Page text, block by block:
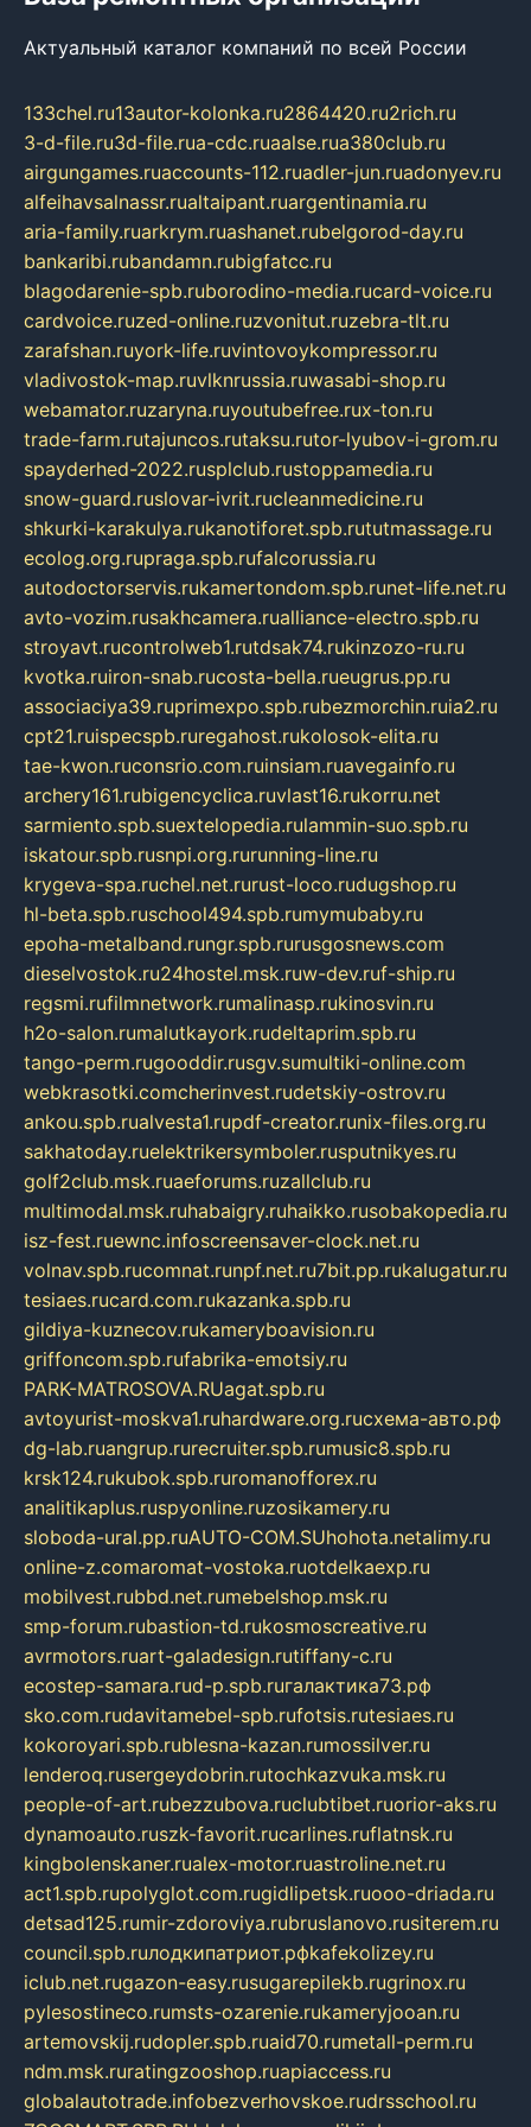
Актуальный каталог компаний по всей России
133chel.ru13autor-kolonka.ru2864420.ru2rich.ru
3-d-file.ru3d-file.rua-cdc.ruaalse.rua380club.ru
airgungames.ruaccounts-112.ruadler-jun.ruadonyev.ru
alfeihavsalnassr.rualtaipant.ruargentinamia.ru
aria-family.ruarkrym.ruashanet.rubelgorod-day.ru
bankaribi.rubandamn.rubigfatcc.ru
blagodarenie-spb.ruborodino-media.rucard-voice.ru
cardvoice.ruzed-online.ruzvonitut.ruzebra-tlt.ru
zarafshan.ruyork-life.ruvintovoykompressor.ru
vladivostok-map.ruvlknrussia.ruwasabi-shop.ru
webamator.ruzaryna.ruyoutubefree.rux-ton.ru
trade-farm.rutajuncos.rutaksu.rutor-lyubov-i-grom.ru
spayderhed-2022.rusplclub.rustoppamedia.ru
snow-guard.ruslovar-ivrit.rucleanmedicine.ru
shkurki-karakulya.rukanotiforet.spb.rututmassage.ru
ecolog.org.rupraga.spb.rufalcorussia.ru
autodoctorservis.rukamertondom.spb.runet-life.net.ru
avto-vozim.rusakhcamera.rualliance-electro.spb.ru
stroyavt.rucontrolweb1.rutdsak74.rukinzozo-ru.ru
kvotka.ruiron-snab.rucosta-bella.rueugrus.pp.ru
associaciya39.ruprimexpo.spb.rubezmorchin.ruia2.ru
cpt21.ruispecspb.ruregahost.rukolosok-elita.ru
tae-kwon.ruconsrio.com.ruinsiam.ruavegainfo.ru
archery161.rubigencyclica.ruvlast16.rukorru.net
sarmiento.spb.suextelopedia.rulammin-suo.spb.ru
iskatour.spb.rusnpi.org.rurunning-line.ru
krygeva-spa.ruchel.net.rurust-loco.rudugshop.ru
hl-beta.spb.ruschool494.spb.rumymubaby.ru
epoha-metalband.rungr.spb.rurusgosnews.com
dieselvostok.ru24hostel.msk.ruw-dev.ruf-ship.ru
regsmi.rufilmnetwork.rumalinasp.rukinosvin.ru
h2o-salon.rumalutkayork.rudeltaprim.spb.ru
tango-perm.rugooddir.rusgv.sumultiki-online.com
webkrasotki.comcherinvest.rudetskiy-ostrov.ru
ankou.spb.rualvesta1.rupdf-creator.runix-files.org.ru
sakhatoday.ruelektrikersymboler.rusputnikyes.ru
golf2club.msk.ruaeforums.ruzallclub.ru
multimodal.msk.ruhabaigry.ruhaikko.rusobakopedia.ru
isz-fest.ruewnc.infoscreensaver-clock.net.ru
volnav.spb.rucomnat.runpf.net.ru7bit.pp.rukalugatur.ru
tesiaes.rucard.com.rukazanka.spb.ru
gildiya-kuznecov.rukameryboavision.ru
griffoncom.spb.rufabrika-emotsiy.ru
PARK-MATROSOVA.RUagat.spb.ru
avtoyurist-moskva1.ruhardware.org.ruсхема-авто.рф
dg-lab.ruangrup.rurecruiter.spb.rumusic8.spb.ru
krsk124.rukubok.spb.ruromanofforex.ru
analitikaplus.ruspyonline.ruzosikamery.ru
sloboda-ural.pp.ruAUTO-COM.SUhohota.netalimy.ru
online-z.comaromat-vostoka.ruotdelkaexp.ru
mobilvest.rubbd.net.rumebelshop.msk.ru
smp-forum.rubastion-td.rukosmoscreative.ru
avrmotors.ruart-galadesign.rutiffany-c.ru
ecostep-samara.rud-p.spb.ruгалактика73.рф
sko.com.rudavitamebel-spb.rufotsis.rutesiaes.ru
kokoroyari.spb.rublesna-kazan.rumossilver.ru
lenderoq.rusergeydobrin.rutochkazvuka.msk.ru
people-of-art.rubezzubova.ruclubtibet.ruorior-aks.ru
dynamoauto.ruszk-favorit.rucarlines.ruflatnsk.ru
kingbolenskaner.rualex-motor.ruastroline.net.ru
act1.spb.rupolyglot.com.rugidlipetsk.ruooo-driada.ru
detsad125.rumir-zdoroviya.rubruslanovo.rusiterem.ru
council.spb.ruлодкипатриот.рфkafekolizey.ru
iclub.net.rugazon-easy.rusugarepilekb.rugrinox.ru
pylesostineco.rumsts-ozarenie.rukameryjooan.ru
artemovskij.rudopler.spb.ruaid70.rumetall-perm.ru
ndm.msk.ruratingzooshop.ruapiaccess.ru
globalautotrade.infobezverhovskoe.rudrsschool.ru